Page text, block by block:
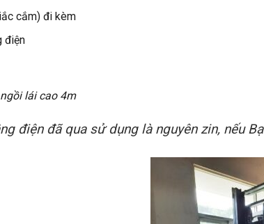
cắm) đi kèm
điện
lái cao 4m
điện đã qua sử dụng là nguyên zin, nếu